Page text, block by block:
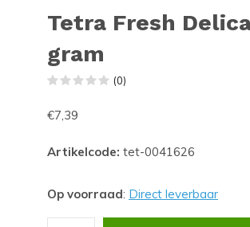
Tetra Fresh
gram
(0)
€7,39
Artikelcode: tet-0041626
Op voorraad: Direct leverbaar